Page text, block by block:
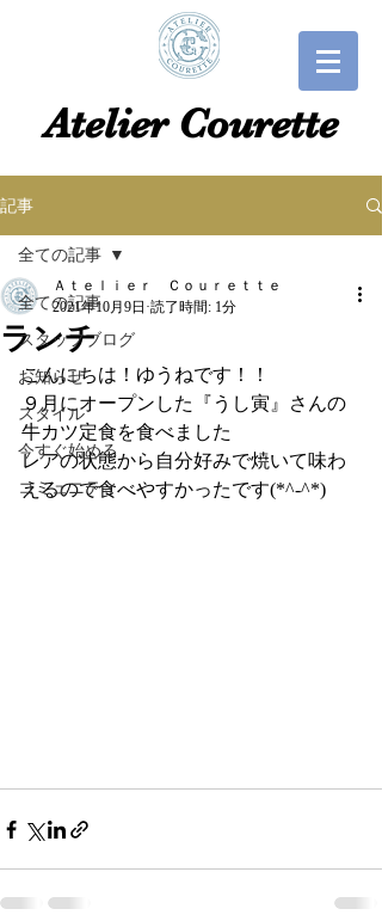
​​Atelier Courette​
記事
全ての記事
スタッフブログ
お知らせ
スタイル
今すぐ始める
コミュニティ
全ての記事
ランチ
Ａｔｅｌｉｅｒ Ｃｏｕｒｅｔｔｅ
2021年10月9日 読了時間: 1分
こんにちは！ゆうねです！！
９月にオープンした『うし寅』さんの
牛カツ定食を食べました
レアの状態から自分好みで焼いて味わ
えるので食べやすかったです(*^-^*)